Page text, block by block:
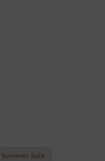
Summer Sale